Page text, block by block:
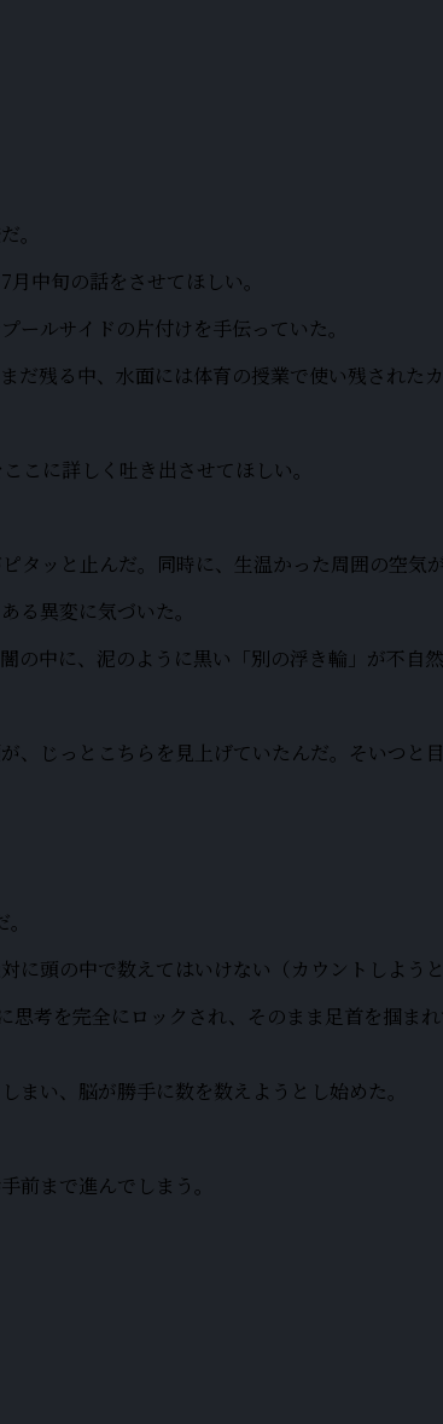
。
中旬の話をさせてほしい。
ルサイドの片付けを手伝っていた。
残る中、水面には体育の授業で使い残された
こに詳しく吐き出させてほしい。
ッと止んだ。同時に、生温かった周囲の空気
る異変に気づいた。
中に、泥のように黒い「別の浮き輪」が不自然
、じっとこちらを見上げていたんだ。そいつ
頭の中で数えてはいけない（カウントしよう
考を完全にロックされ、そのまま足首を掴ま
い、脳が勝手に数を数えようとし始めた。
前まで進んでしまう。